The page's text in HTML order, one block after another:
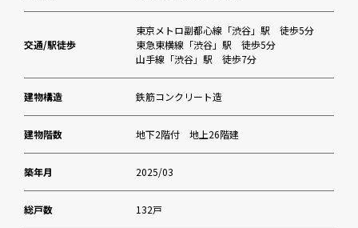
交通/駅徒歩
東京メトロ副都心線「渋谷」駅 徒歩5分
東急東横線「渋谷」駅 徒歩5分
山手線「渋谷」駅 徒歩7分
建物構造 鉄筋コンクリート造
建物階数 地下2階付 地上26階建
築年月 2025/03
総戸数 132戸